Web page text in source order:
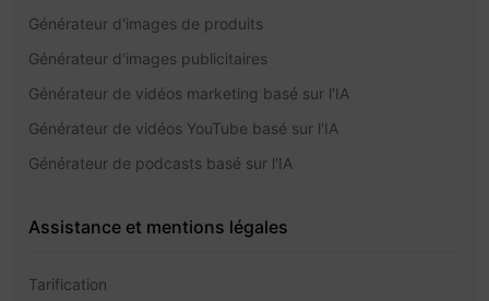
Générateur d'images de produits
Générateur d'images publicitaires
Générateur de vidéos marketing basé sur l'IA
Générateur de vidéos YouTube basé sur l'IA
Générateur de podcasts basé sur l'IA
Assistance et mentions légales
Tarification